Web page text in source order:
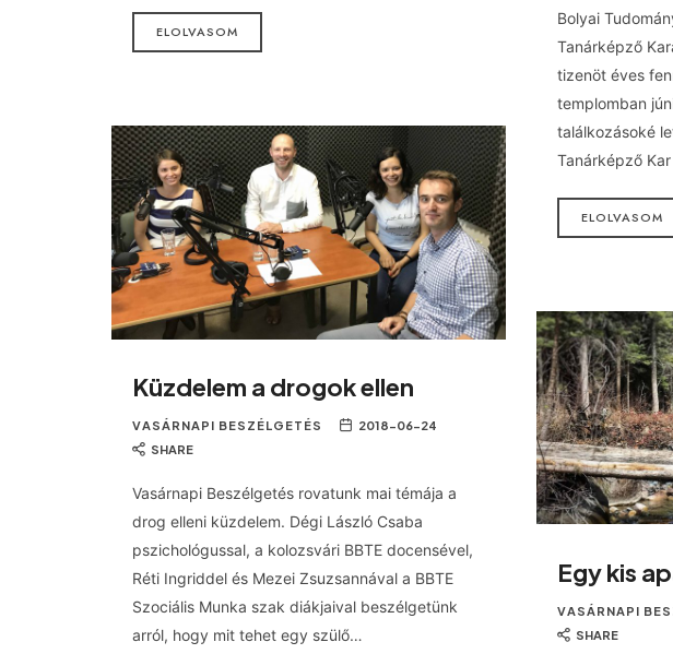
ELOLVASOM
Bolyai
Tanárképző
tizenöt éves
templomban
találkozásoké
Tanárképző
ELOLVASOM
Küzdelem a drogok ellen
VASÁRNAPI BESZÉLGETÉS
2018-06-24
SHARE
Vasárnapi Beszélgetés rovatunk mai témája a
drog elleni küzdelem. Dégi László Csaba
pszichológussal, a kolozsvári BBTE docensével,
Réti Ingriddel és Mezei Zsuzsannával a BBTE
Szociális Munka szak diákjaival beszélgetünk
arról, hogy mit tehet egy szülő…
Egy kis
VASÁRNAPI
SHARE